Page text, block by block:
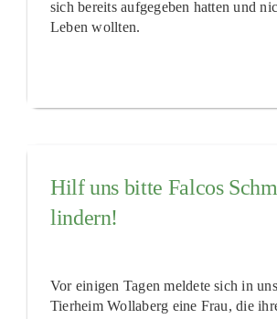
sich bereits aufgegeben hatten und
Leben wollten.
Hilf uns bitte Falcos
lindern!
Vor einigen Tagen meldete sich in
Tierheim Wollaberg eine Frau, die